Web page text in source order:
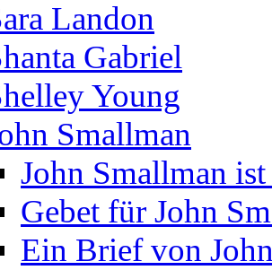
Landon
Gabriel
Young
Smallman
John Smallman
Gebet für John
Ein Brief von